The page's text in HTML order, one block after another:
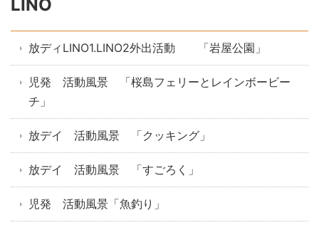
LINO
放ディLINO1.LINO2外出活動 「岩屋公園」
児発 活動風景 「桜島フェリーとレインボービー
チ」
放デイ 活動風景 「クッキング」
放デイ 活動風景 「すごろく」
児発 活動風景「魚釣り」